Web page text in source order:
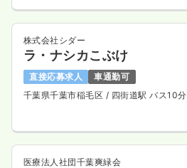
株式会社シダー
ラ・ナシカこぶけ
直接応募求人
車通勤可
千葉県千葉市稲毛区 / 四街道駅 バス10分
医療法人社団千葉爽緑会